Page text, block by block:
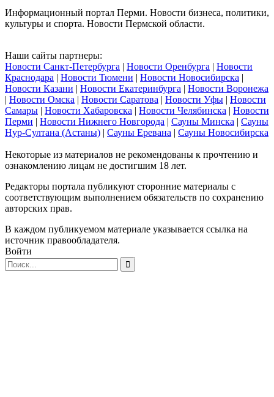
Информационный портал Перми. Новости бизнеса, политики,
культуры и спорта. Новости Пермской области.
Наши сайты партнеры:
Новости Санкт-Петербурга | Новости Оренбурга | Новости
Краснодара | Новости Тюмени | Новости Новосибирска |
Новости Казани | Новости Екатеринбурга | Новости Воронежа
| Новости Омска | Новости Саратова | Новости Уфы | Новости
Самары | Новости Хабаровска | Новости Челябинска | Новости
Перми | Новости Нижнего Новгорода | Сауны Минска | Сауны
Нур-Султана (Астаны) | Сауны Еревана | Сауны Новосибирска
Некоторые из материалов не рекомендованы к прочтению и
ознакомлению лицам не достигшим 18 лет.
Редакторы портала публикуют сторонние материалы с
соответствующим выполнением обязательств по сохранению
авторских прав.
В каждом публикуемом материале указывается ссылка на
источник правообладателя.
Войти